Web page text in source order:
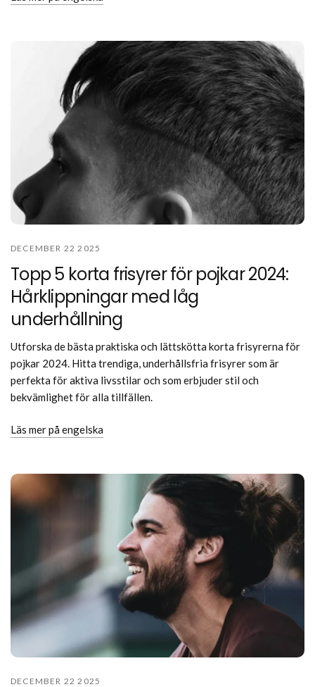
DECEMBER 22 2025
Topp 5 korta frisyrer för pojkar 2024:
Hårklippningar med låg
underhållning
Utforska de bästa praktiska och lättskötta korta frisyrerna för
pojkar 2024. Hitta trendiga, underhållsfria frisyrer som är
perfekta för aktiva livsstilar och som erbjuder stil och
bekvämlighet för alla tillfällen.
Läs mer på engelska
DECEMBER 22 2025